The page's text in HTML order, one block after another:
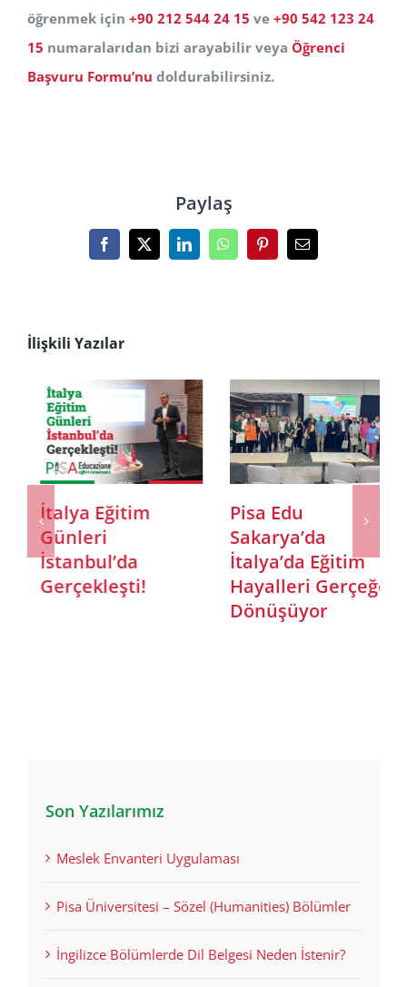
öğrenmek için +90 212 544 24 15 ve +90 542 123 24
15 numaralarıdan bizi arayabilir veya Öğrenci
Başvuru Formu’nu doldurabilirsiniz.
Paylaş
Facebook
X LinkedInWhatsAppPinterest
E-
posta
İlişkili Yazılar
İtalya Eğitim
Günleri
İstanbul’da
Gerçekleşti!
Pisa Edu
Sakarya’da
İtalya’da Eğitim
Hayalleri Gerçeğe
Dönüşüyor
Son Yazılarımız
Meslek Envanteri Uygulaması
Pisa Üniversitesi – Sözel (Humanities) Bölümler
İngilizce Bölümlerde Dil Belgesi Neden İstenir?